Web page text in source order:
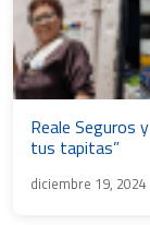
Reale Seguros
tus tapitas”
diciembre 19, 2024